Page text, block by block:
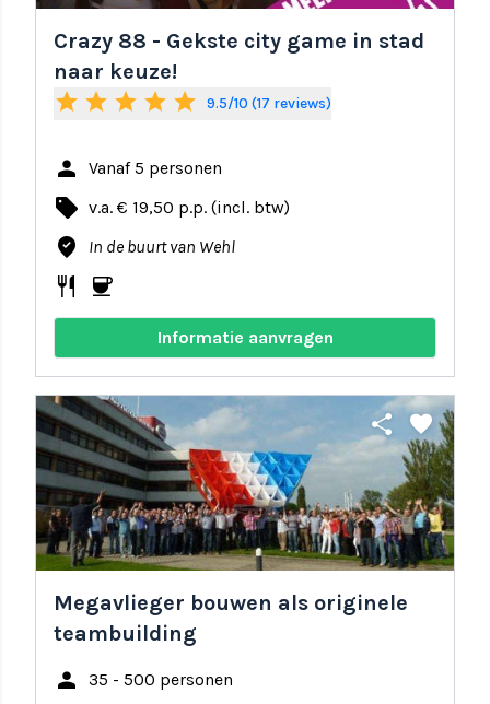
Crazy 88 - Gekste city game in stad
naar keuze!
star star star star star 9.5/10 (17 reviews)
person Vanaf 5 personen
local_offer v.a. € 19,50 p.p. (incl. btw)
where_to_vote In de buurt van Wehl
restaurant coffee
Informatie aanvragen
share favorite
Megavlieger bouwen als originele
teambuilding
person 35 - 500 personen